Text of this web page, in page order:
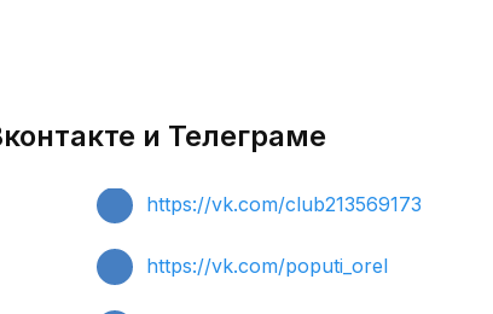
и Телеграме
https://vk.com/club213569173
https://vk.com/poputi_orel